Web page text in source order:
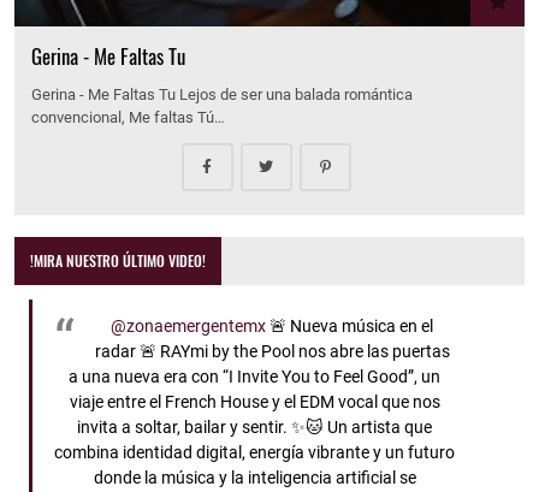
Gerina - Me Faltas Tu
Gerina - Me Faltas Tu Lejos de ser una balada romántica
convencional, Me faltas Tú…
!MIRA NUESTRO ÚLTIMO VIDEO!
@zonaemergentemx🚨 Nueva música en el
radar 🚨 RAYmi by the Pool nos abre las puertas
a una nueva era con “I Invite You to Feel Good”, un
viaje entre el French House y el EDM vocal que nos
invita a soltar, bailar y sentir. ✨🐱 Un artista que
combina identidad digital, energía vibrante y un futuro
donde la música y la inteligencia artificial se